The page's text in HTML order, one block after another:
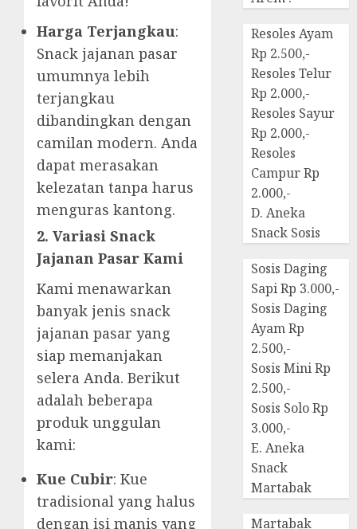
Harga Terjangkau:
Snack jajanan pasar
umumnya lebih
terjangkau
dibandingkan dengan
camilan modern. Anda
dapat merasakan
kelezatan tanpa harus
menguras kantong.
2. Variasi Snack
Jajanan Pasar Kami
Kami menawarkan
banyak jenis snack
jajanan pasar yang
siap memanjakan
selera Anda. Berikut
adalah beberapa
produk unggulan
kami:
Kue Cubir: Kue
tradisional yang halus
dengan isi manis yang
Resoles Ayam
Rp 2.500,-
Resoles Telur
Rp 2.000,-
Resoles Sayur
Rp 2.000,-
Resoles
Campur Rp
2.000,-
D. Aneka
Snack Sosis
Sosis Daging
Sapi Rp 3.000,-
Sosis Daging
Ayam Rp
2.500,-
Sosis Mini Rp
2.500,-
Sosis Solo Rp
3.000,-
E. Aneka
Snack
Martabak
Martabak